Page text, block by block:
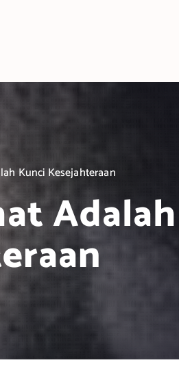
Kunci Kesejahteraan